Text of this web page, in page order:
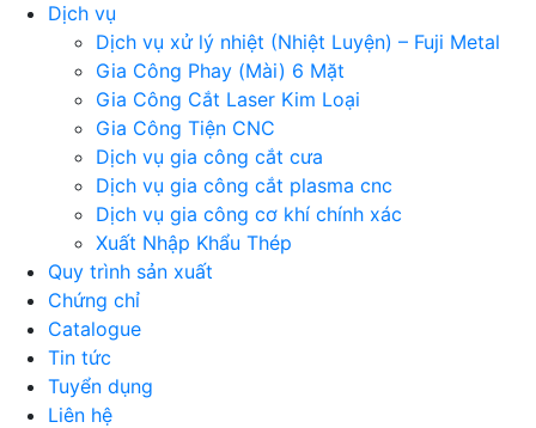
Dịch vụ
Dịch vụ xử lý nhiệt (Nhiệt Luyện) – Fuji Metal
Gia Công Phay (Mài) 6 Mặt
Gia Công Cắt Laser Kim Loại
Gia Công Tiện CNC
Dịch vụ gia công cắt cưa
Dịch vụ gia công cắt plasma cnc
Dịch vụ gia công cơ khí chính xác
Xuất Nhập Khẩu Thép
Quy trình sản xuất
Chứng chỉ
Catalogue
Tin tức
Tuyển dụng
Liên hệ